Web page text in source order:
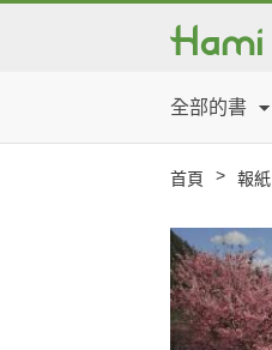
全部的書
首頁 > 報紙